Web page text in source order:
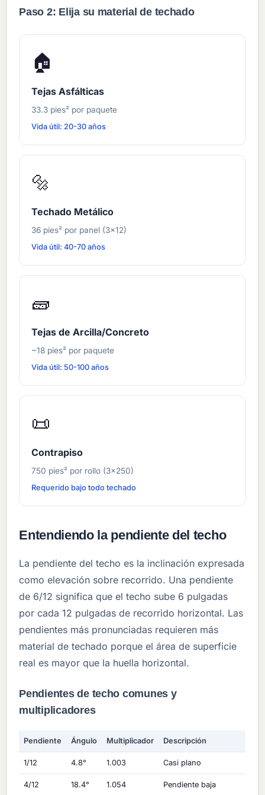
Paso 2: Elija su material de techado
🏠
Tejas Asfálticas
33.3 pies² por paquete
Vida útil: 20-30 años
🔩
Techado Metálico
36 pies² por panel (3×12)
Vida útil: 40-70 años
🧱
Tejas de Arcilla/Concreto
~18 pies² por paquete
Vida útil: 50-100 años
📜
Contrapiso
750 pies² por rollo (3×250)
Requerido bajo todo techado
Entendiendo la pendiente del techo
La pendiente del techo es la inclinación expresada
como elevación sobre recorrido. Una pendiente
de 6/12 significa que el techo sube 6 pulgadas
por cada 12 pulgadas de recorrido horizontal. Las
pendientes más pronunciadas requieren más
material de techado porque el área de superficie
real es mayor que la huella horizontal.
Pendientes de techo comunes y
multiplicadores
Pendiente Ángulo Multiplicador Descripción
1/12 4.8° 1.003 Casi plano
4/12 18.4° 1.054 Pendiente baja